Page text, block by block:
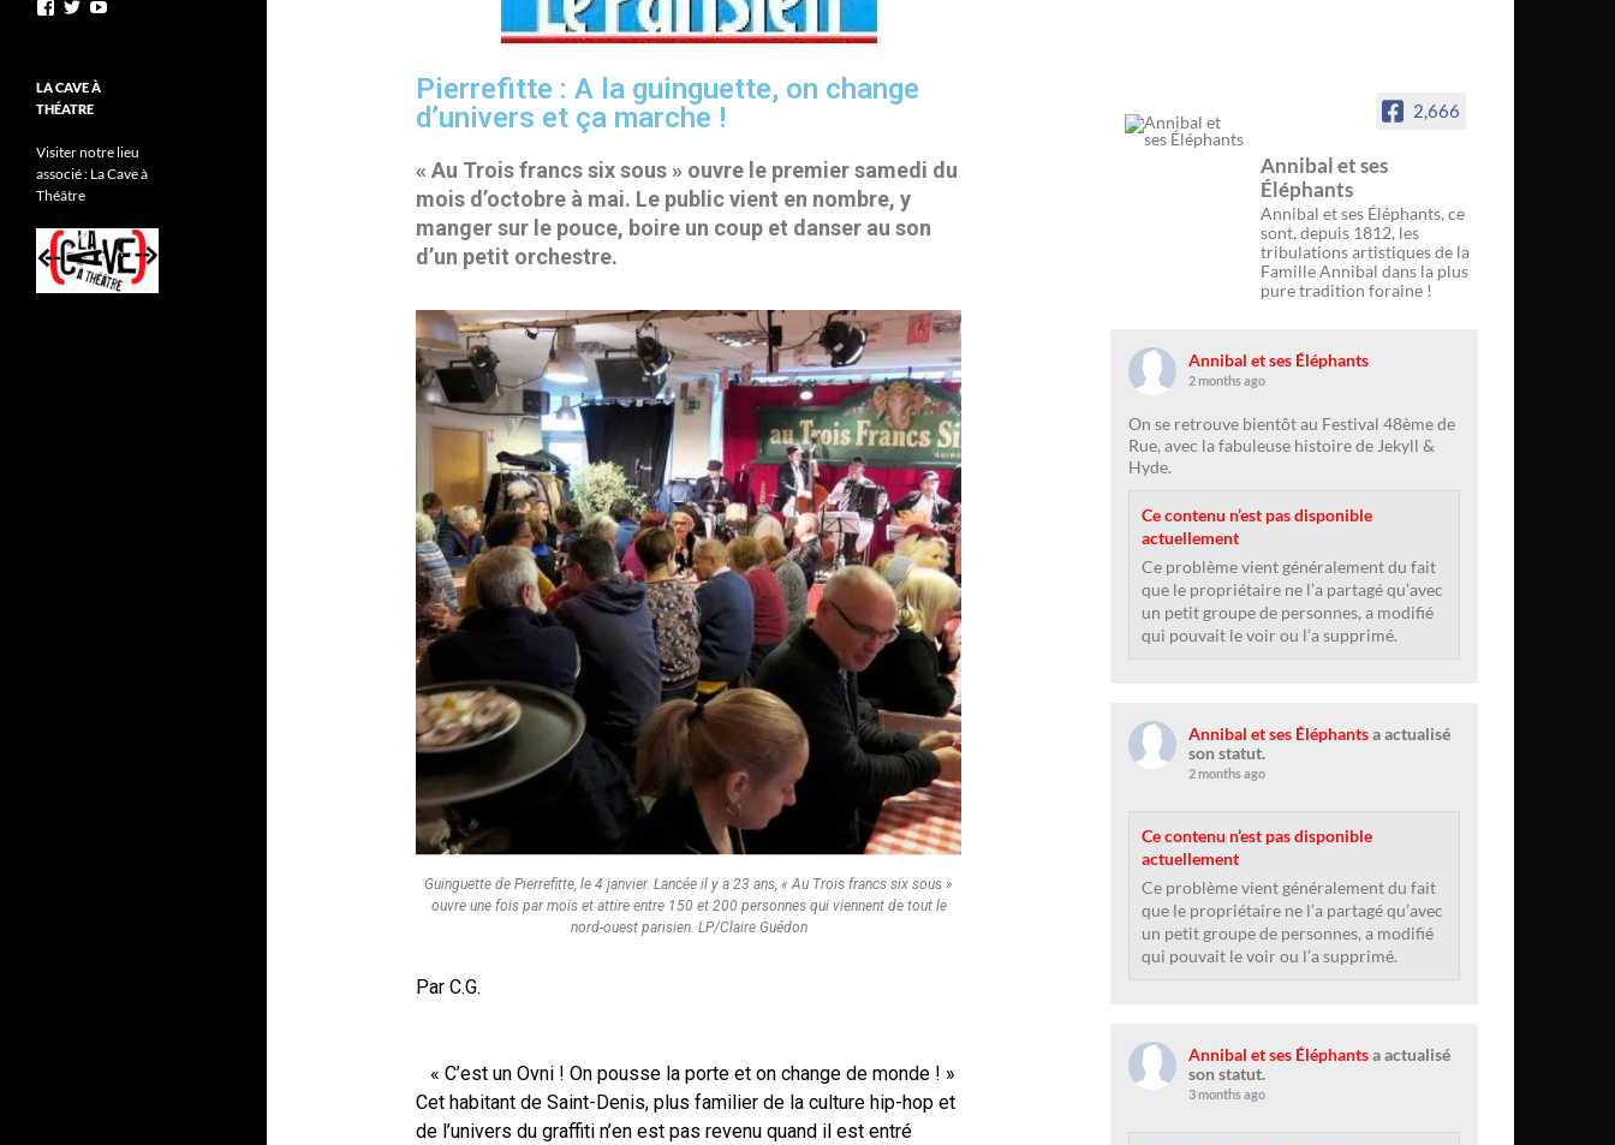
Pierrefitte : A la guinguette, on change
d’univers et ça marche !
« Au Trois francs six sous » ouvre le premier samedi du
mois d’octobre à mai. Le public vient en nombre, y
manger sur le pouce, boire un coup et danser au son
d’un petit orchestre.
Guinguette de Pierrefitte, le 4 janvier. Lancée il y a 23 ans, « Au Trois francs six sous »
ouvre une fois par mois et attire entre 150 et 200 personnes qui viennent de tout le
nord-ouest parisien. LP/Claire Guédon
Par C.G.
« C’est un Ovni ! On pousse la porte et on change de monde ! »
Cet habitant de Saint-Denis, plus familier de la culture hip-hop et
de l’univers du graffiti n’en est pas revenu quand il est entré
2,666
Annibal et ses
Éléphants
Annibal et ses Éléphants, ce
sont, depuis 1812, les
tribulations artistiques de la
Famille Annibal dans la plus
pure tradition foraine !
Annibal et ses Éléphants
2 months ago
On se retrouve bientôt au Festival 48ème de
Rue, avec la fabuleuse histoire de Jekyll &
Hyde.
Ce contenu n’est pas disponible
actuellement
Ce problème vient généralement du fait
que le propriétaire ne l’a partagé qu’avec
un petit groupe de personnes, a modifié
qui pouvait le voir ou l’a supprimé.
Annibal et ses Éléphantsa actualisé
son statut.
2 months ago
Ce contenu n’est pas disponible
actuellement
Ce problème vient généralement du fait
que le propriétaire ne l’a partagé qu’avec
un petit groupe de personnes, a modifié
qui pouvait le voir ou l’a supprimé.
Annibal et ses Éléphantsa actualisé
son statut.
3 months ago
LA CAVE À
THÉATRE
Visiter notre lieu
associé : La Cave à
Théâtre